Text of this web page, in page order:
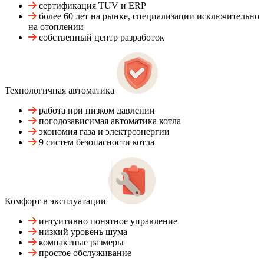
сертификация TUV и ERP
более 60 лет на рынке, специализации исключительно
на отоплении
собственный центр разработок
Технологичная автоматика
работа при низком давлении
погодозависимая автоматика котла
экономия газа и электроэнергии
9 систем безопасности котла
Комфорт в эксплуатации
интуитивно понятное управление
низкий уровень шума
компактные размеры
простое обслуживание